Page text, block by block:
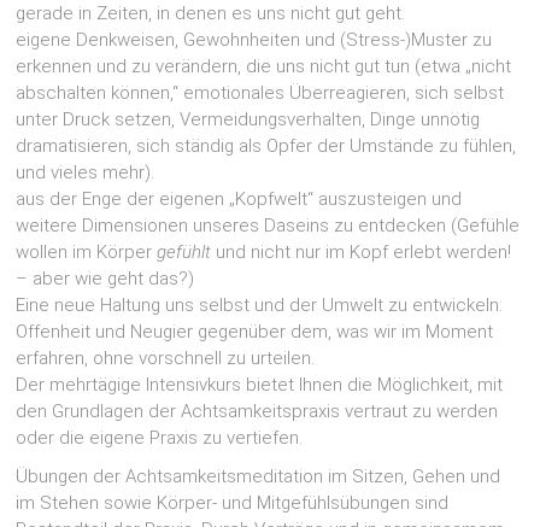
gerade in Zeiten, in denen es uns nicht gut geht.
eigene Denkweisen, Gewohnheiten und (Stress-)Muster zu
erkennen und zu verändern, die uns nicht gut tun (etwa „nicht
abschalten können,“ emotionales Überreagieren, sich selbst
unter Druck setzen, Vermeidungsverhalten, Dinge unnötig
dramatisieren, sich ständig als Opfer der Umstände zu fühlen,
und vieles mehr).
aus der Enge der eigenen „Kopfwelt“ auszusteigen und
weitere Dimensionen unseres Daseins zu entdecken (Gefühle
wollen im Körpergefühlt und nicht nur im Kopf erlebt werden!
– aber wie geht das?)
Eine neue Haltung uns selbst und der Umwelt zu entwickeln:
Offenheit und Neugier gegenüber dem, was wir im Moment
erfahren, ohne vorschnell zu urteilen.
Der mehrtägige Intensivkurs bietet Ihnen die Möglichkeit, mit
den Grundlagen der Achtsamkeitspraxis vertraut zu werden
oder die eigene Praxis zu vertiefen.
Übungen der Achtsamkeitsmeditation im Sitzen, Gehen und
im Stehen sowie Körper- und Mitgefühlsübungen sind